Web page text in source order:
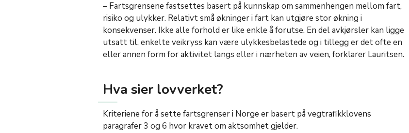
– Fartsgrensene fastsettes basert på kunnskap om sammenhengen mellom fart,
risiko og ulykker. Relativt små økninger i fart kan utgjøre stor økning i
konsekvenser. Ikke alle forhold er like enkle å forutse. En del avkjørsler kan ligge
utsatt til, enkelte veikryss kan være ulykkesbelastede og i tillegg er det ofte en
eller annen form for aktivitet langs eller i nærheten av veien, forklarer Lauritsen.
Hva sier lovverket?
Kriteriene for å sette fartsgrenser i Norge er basert på vegtrafikklovens
paragrafer 3 og 6 hvor kravet om aktsomhet gjelder.